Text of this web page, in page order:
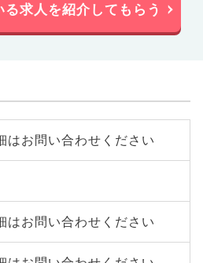
求人を紹介してもらう
はお問い合わせください
はお問い合わせください